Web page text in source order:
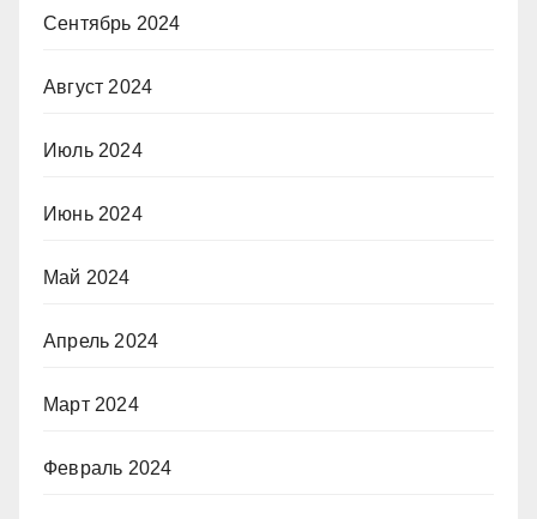
Сентябрь 2024
Август 2024
Июль 2024
Июнь 2024
Май 2024
Апрель 2024
Март 2024
Февраль 2024